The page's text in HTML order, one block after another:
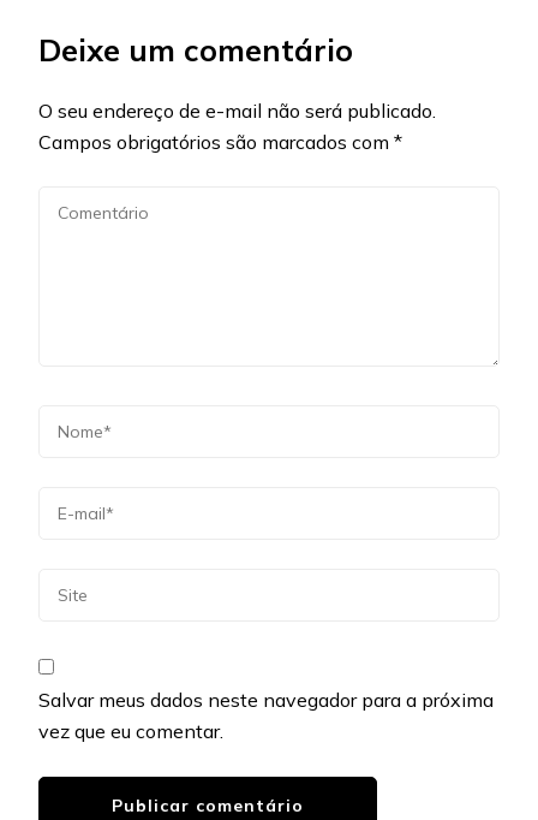
Deixe um comentário
O seu endereço de e-mail não será publicado.
Campos obrigatórios são marcados com *
Salvar meus dados neste navegador para a próxima
vez que eu comentar.